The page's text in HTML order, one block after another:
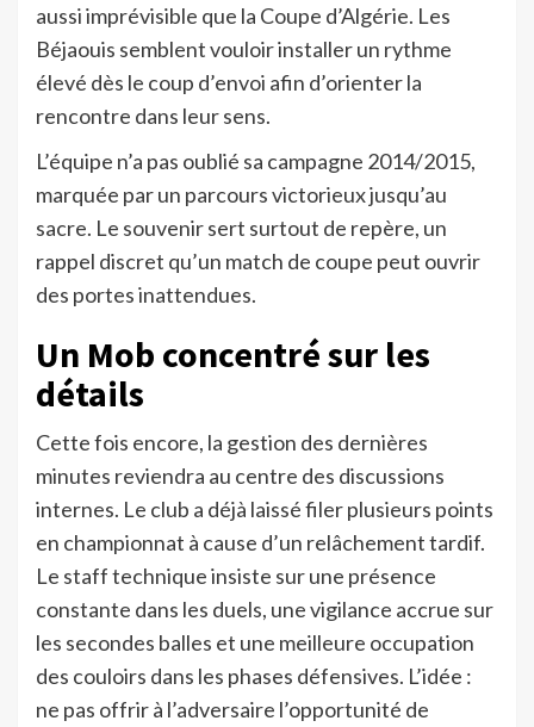
aussi imprévisible que la Coupe d’Algérie. Les
Béjaouis semblent vouloir installer un rythme
élevé dès le coup d’envoi afin d’orienter la
rencontre dans leur sens.
L’équipe n’a pas oublié sa campagne 2014/2015,
marquée par un parcours victorieux jusqu’au
sacre. Le souvenir sert surtout de repère, un
rappel discret qu’un match de coupe peut ouvrir
des portes inattendues.
Un Mob concentré sur les
détails
Cette fois encore, la gestion des dernières
minutes reviendra au centre des discussions
internes. Le club a déjà laissé filer plusieurs points
en championnat à cause d’un relâchement tardif.
Le staff technique insiste sur une présence
constante dans les duels, une vigilance accrue sur
les secondes balles et une meilleure occupation
des couloirs dans les phases défensives. L’idée :
ne pas offrir à l’adversaire l’opportunité de